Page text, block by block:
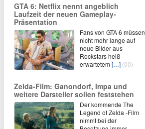
GTA 6: Netflix nennt angeblich
Laufzeit der neuen Gameplay-
Präsentation
Fans von GTA 6 müssen
nicht mehr lange auf
neue Bilder aus
Rockstars heiß
erwartetem[…] (00)
Zelda-Film: Ganondorf, Impa und
weitere Darsteller sollen feststehen
Der kommende The
Legend of Zelda -Film
nimmt bei der